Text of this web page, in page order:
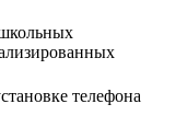
телефона